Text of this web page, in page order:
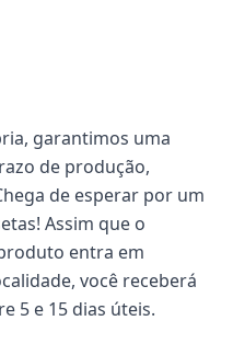
garantimos uma
de produção,
de esperar por um
Assim que o
entra em
você receberá
5 e 15 dias úteis.